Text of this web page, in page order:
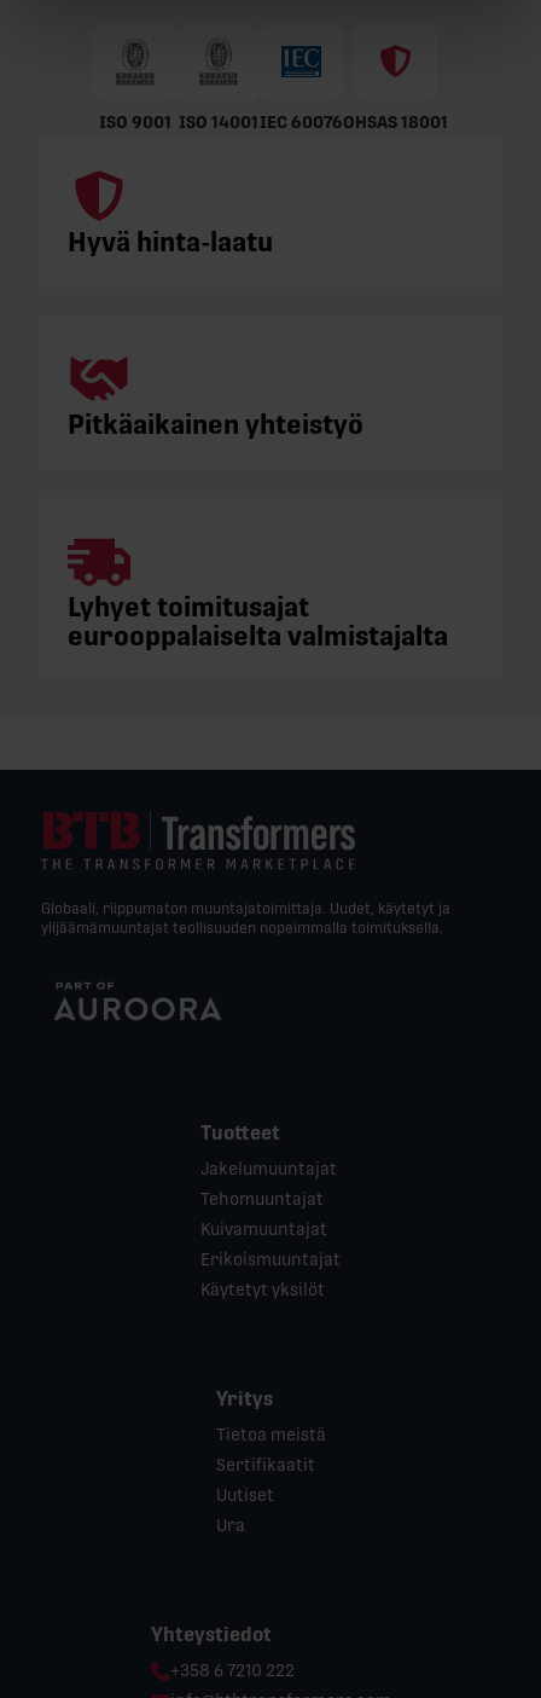
ISO 9001 ISO 14001IEC 60076OHSAS 18001
Hyvä hinta-laatu
Pitkäaikainen yhteistyö
Lyhyet toimitusajat
eurooppalaiselta valmistajalta
Globaali, riippumaton muuntajatoimittaja. Uudet, käytetyt ja
ylijäämämuuntajat teollisuuden nopeimmalla toimituksella.
Tuotteet
Jakelumuuntajat
Tehomuuntajat
Kuivamuuntajat
Erikoismuuntajat
Käytetyt yksilöt
Yritys
Tietoa meistä
Sertifikaatit
Uutiset
Ura
Yhteystiedot
Phone:
+358 6 7210 222